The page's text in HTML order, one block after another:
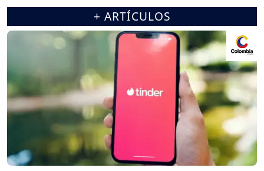
+ ARTÍCULOS